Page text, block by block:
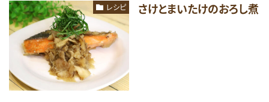
レシピ さけとまいたけのおろし煮